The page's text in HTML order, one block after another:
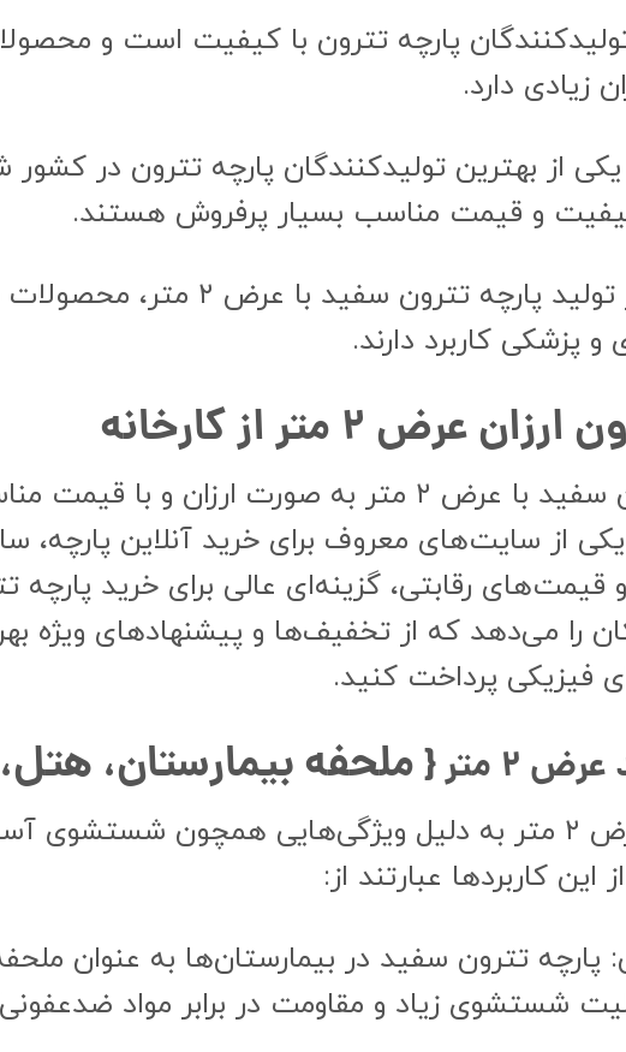
تولیدکنندگان پارچه تترون با کیفیت است و
زیادی دارد.
یکی از بهترین تولیدکنندگان پارچه تترون در
کیفیت و قیمت مناسب بسیار پرفروش هستند.
گلناز: برند گلناز نیز در
پزشکی کاربرد دارند.
۲ متر از کارخانه
برای خرید پارچه تترون سفید با عرض ۲ متر به
از سایت‌های معروف برای خرید آنلاین پارچه،
رقابتی، گزینه‌ای عالی برای خرید
را می‌دهد که از تخفیف‌ها و پیشنهادهای
فیزیکی پرداخت کنید.
۲ متر { ملحفه بیمارستان،
پارچه تترون سفید عرض ۲ متر به دلیل ویژگی‌هایی
کاربردها عبارتند از:
پارچه تترون سفید در بیمارستان‌ها به عنوان
شستشوی زیاد و مقاومت در برابر مواد